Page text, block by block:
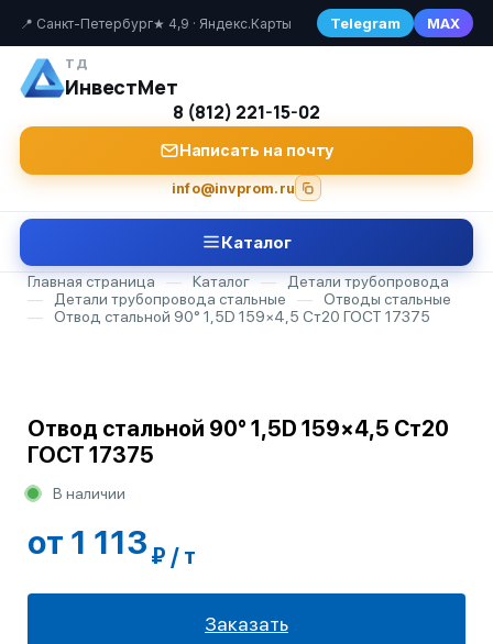
📍 Санкт-Петербург★ 4,9 · Яндекс.Карты Telegram MAX
ТД
ИнвестМет
8 (812) 221-15-02
Написать на почту
info@invprom.ru
Каталог
Главная страница — Каталог —
Детали трубопровода
—
Детали трубопровода стальные —
Отводы стальные
—
Отвод стальной 90° 1,5D 159×4,5 Ст20 ГОСТ 17375
Отвод стальной 90° 1,5D 159×4,5 Ст20
ГОСТ 17375
В наличии
от 1 113 ₽ / т
Заказать